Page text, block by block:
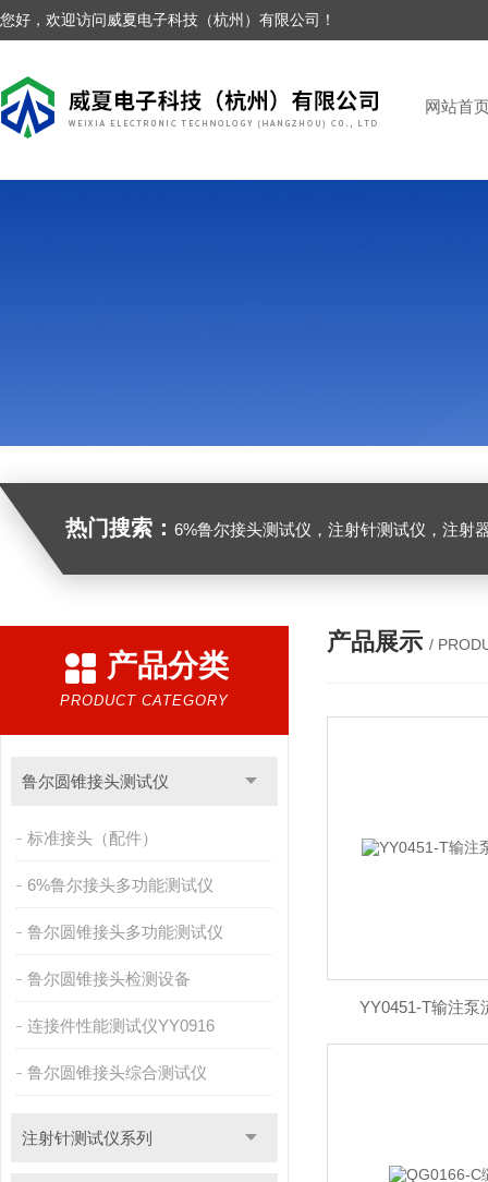
您好，欢迎访问威夏电子科技（杭州）有限公司！
网站首
热门搜索： 6%鲁尔接头测试仪，注射针测试仪，注射器测试仪，缝合针测试仪，缝合线测试仪，导管测
产品分类
PRODUCT CATEGORY
鲁尔圆锥接头测试仪
标准接头（配件）
6%鲁尔接头多功能测试仪
鲁尔圆锥接头多功能测试仪
鲁尔圆锥接头检测设备
连接件性能测试仪YY0916
鲁尔圆锥接头综合测试仪
注射针测试仪系列
产品展示 /
YY0451-T输注泵